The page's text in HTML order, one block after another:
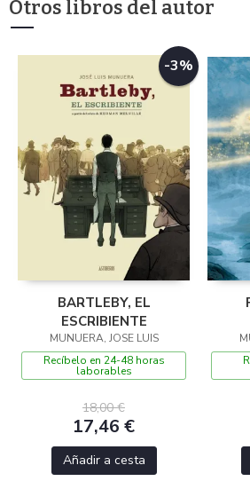
Otros libros del autor
-3%
BARTLEBY, EL
ESCRIBIENTE
MUNUERA, JOSE LUIS
Recíbelo en 24-48 horas
laborables
18,00 €
17,46 €
Añadir a cesta